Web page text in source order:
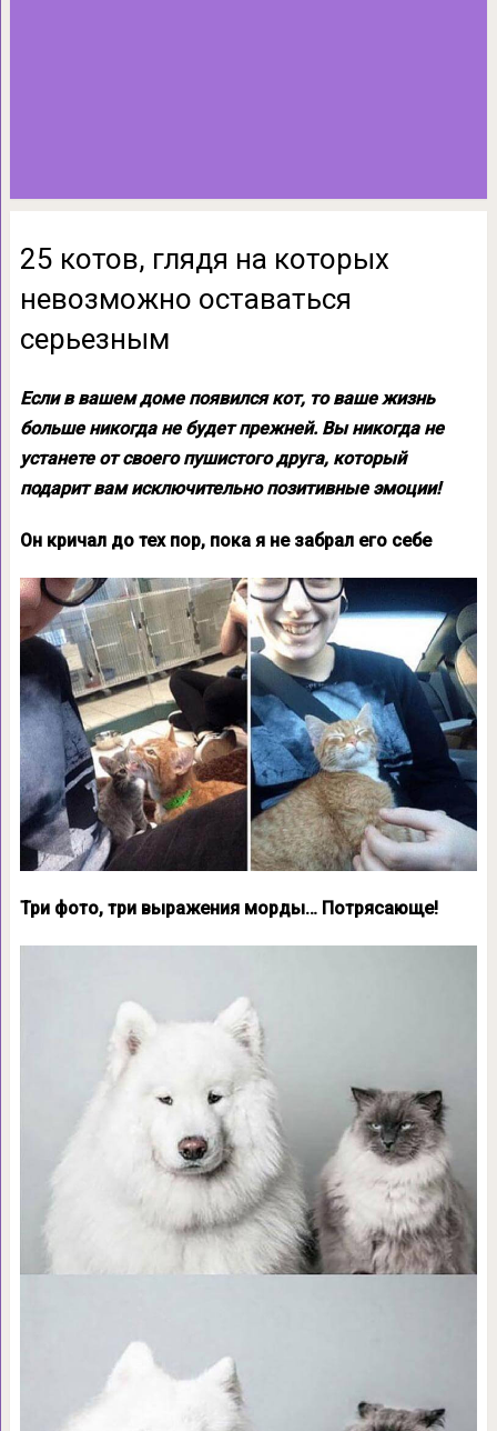
25 котов, глядя на которых
невозможно оставаться
серьезным
Если в вашем доме появился кот, то ваше жизнь
больше никогда не будет прежней. Вы никогда не
устанете от своего пушистого друга, который
подарит вам исключительно позитивные эмоции!
Он кричал до тех пор, пока я не забрал его себе
Три фото, три выражения морды… Потрясающе!